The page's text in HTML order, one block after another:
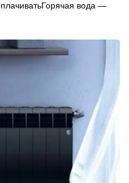
вода —